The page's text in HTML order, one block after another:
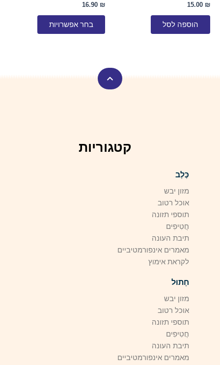
15.00 ₪
הוספה לסל
16.90 ₪
בחר אפשרויות
לבחור
המוצר
קטגוריות
כֶּלֶב
מזון יבש
אוכל רטוב
תוספי תזונה
חֲטִיפִים
תיבת העונה
מאמרים אינפורמטיביים
לקראת אימוץ
חָתוּל
מזון יבש
אוכל רטוב
תוספי תזונה
חֲטִיפִים
תיבת העונה
מאמרים אינפורמטיביים